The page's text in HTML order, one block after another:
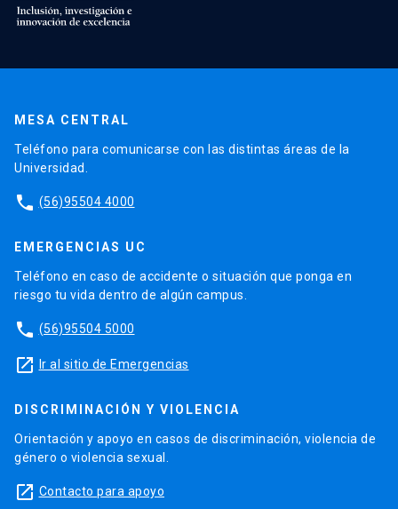
MESA CENTRAL
Teléfono para comunicarse con las distintas áreas de la
Universidad.
phone (56)95504 4000
EMERGENCIAS UC
Teléfono en caso de accidente o situación que ponga en
riesgo tu vida dentro de algún campus.
phone (56)95504 5000
launch Ir al sitio de Emergencias
DISCRIMINACIÓN Y VIOLENCIA
Orientación y apoyo en casos de discriminación, violencia de
género o violencia sexual.
launch Contacto para apoyo